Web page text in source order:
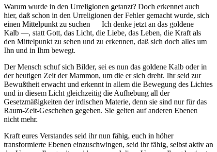
Warum wurde in den Urreligionen getanzt? Doch erkennet auch
hier, daß schon in den Urreligionen der Fehler gemacht wurde, sich
einen Mittelpunkt zu suchen — Ich denke jetzt an das goldene
Kalb —, statt Gott, das Licht, die Liebe, das Leben, die Kraft als
den Mittelpunkt zu sehen und zu erkennen, daß sich doch alles um
Ihn und in Ihm bewegt.
Der Mensch schuf sich Bilder, sei es nun das goldene Kalb oder in
der heutigen Zeit der Mammon, um die er sich dreht. Ihr seid zur
Bewußtheit erwacht und erkennt in allem die Bewegung des Lichtes
und in diesem Licht gleichzeitig die Aufhebung all der
Gesetzmäßigkeiten der irdischen Materie, denn sie sind nur für das
Raum-Zeit-Geschehen gegeben. Sie gelten auf anderen Ebenen
nicht mehr.
Kraft eures Verstandes seid ihr nun fähig, euch in höher
transformierte Ebenen einzuschwingen, seid ihr fähig, selbst aktiv an